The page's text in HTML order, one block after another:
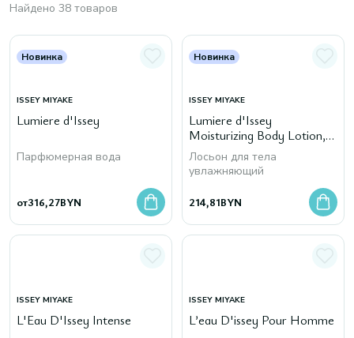
Найдено 38 товаров
Новинка
ISSEY MIYAKE
Lumiere d'Issey
Парфюмерная вода
от316,27BYN
Новинка
ISSEY MIYAKE
Lumiere d'Issey
Moisturizing Body Lotion,
200 мл
Лосьон для тела
увлажняющий
214,81BYN
ISSEY MIYAKE
L'Eau D'Issey Intense
ISSEY MIYAKE
L’eau D'issey Pour Homme